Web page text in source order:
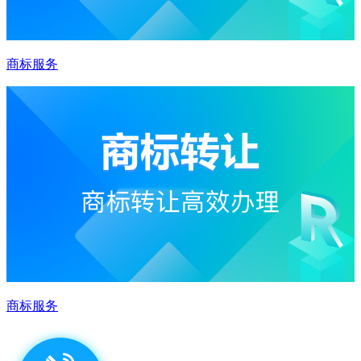
商标服务
商标服务